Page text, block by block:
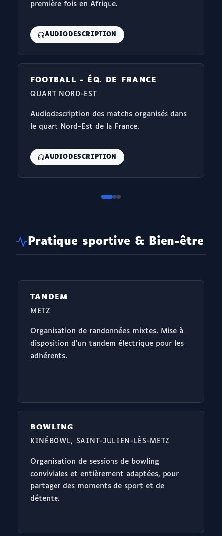
première fois en Afrique.
AUDIODESCRIPTION
FOOTBALL - ÉQ. DE FRANCE
QUART NORD-EST
Audiodescription des matchs organisés dans
le quart Nord-Est de la France.
AUDIODESCRIPTION
Pratique sportive & Bien-être
TANDEM
METZ
Organisation de randonnées mixtes. Mise à
disposition d'un tandem électrique pour les
adhérents.
BOWLING
KINÉBOWL, SAINT-JULIEN-LÈS-METZ
Organisation de sessions de bowling
conviviales et entièrement adaptées, pour
partager des moments de sport et de
détente.